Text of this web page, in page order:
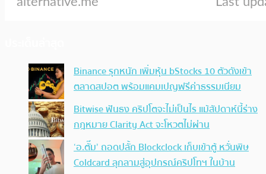
Binance รุกหนัก เพิ่มหุ้น bStocks 10 ตัวดังเข้า
ตลาดสปอต พร้อมแคมเปญฟรีค่าธรรมเนียม
Bitwise ฟันธง คริปโตจะไม่เป็นไร แม้สัปดาห์นี้ร่าง
กฎหมาย Clarity Act จะโหวตไม่ผ่าน
‘อ.ตั๊ม’ ถอดปลั้ก Blockclock เก็บเข้าตู้ หวั่นพิษ
Coldcard ลุกลามสู่อุปกรณ์คริปโทฯ ในบ้าน